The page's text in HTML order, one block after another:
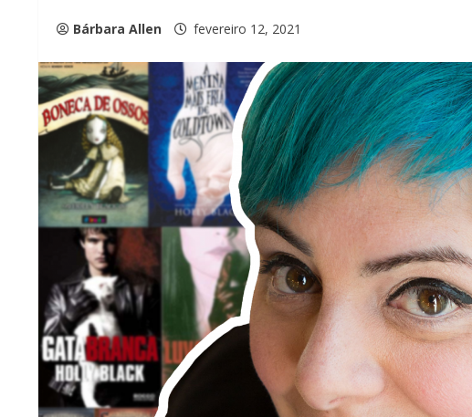
Bárbara Allen fevereiro 12, 2021